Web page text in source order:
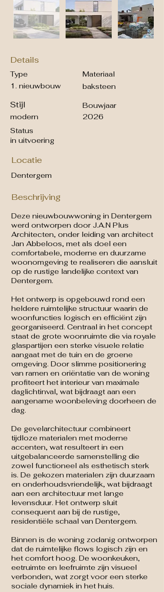
Details
Type
1. nieuwbouw
Stijl
modern
Materiaal
baksteen
Bouwjaar
2026
Status
in uitvoering
Locatie
Dentergem
Beschrijving
Deze nieuwbouwwoning in Dentergem
werd ontworpen door J.A.N Plus
Architecten, onder leiding van architect
Jan Abbeloos, met als doel een
comfortabele, moderne en duurzame
woonomgeving te realiseren die aansluit
op de rustige landelijke context van
Dentergem.
Het ontwerp is opgebouwd rond een
heldere ruimtelijke structuur waarin de
woonfuncties logisch en efficiënt zijn
georganiseerd. Centraal in het concept
staat de grote woonruimte die via royale
glaspartijen een sterke visuele relatie
aangaat met de tuin en de groene
omgeving. Door slimme positionering
van ramen en oriëntatie van de woning
profiteert het interieur van maximale
daglichtinval, wat bijdraagt aan een
aangename woonbeleving doorheen de
dag.
De gevelarchitectuur combineert
tijdloze materialen met moderne
accenten, wat resulteert in een
uitgebalanceerde samenstelling die
zowel functioneel als esthetisch sterk
is. De gekozen materialen zijn duurzaam
en onderhoudsvriendelijk, wat bijdraagt
aan een architectuur met lange
levensduur. Het ontwerp sluit
consequent aan bij de rustige,
residentiële schaal van Dentergem.
Binnen is de woning zodanig ontworpen
dat de ruimtelijke flows logisch zijn en
het comfort hoog. De woonkeuken,
eetruimte en leefruimte zijn visueel
verbonden, wat zorgt voor een sterke
sociale dynamiek in het huis.